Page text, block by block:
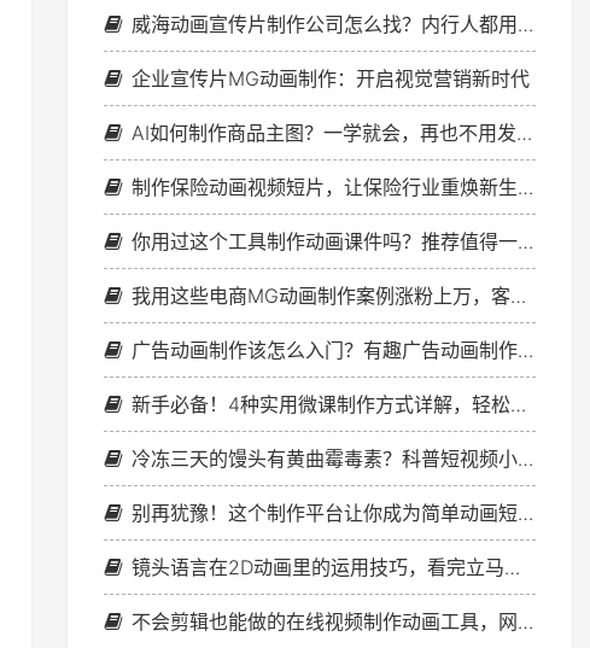
威海动画宣传片制作公司怎么找？内行人都用这招
企业宣传片MG动画制作：开启视觉营销新时代
AI如何制作商品主图？一学就会，再也不用发愁了！
制作保险动画视频短片，让保险行业重焕新生！
你用过这个工具制作动画课件吗？推荐值得一试！
我用这些电商MG动画制作案例涨粉上万，客户倒追着合作！
广告动画制作该怎么入门？有趣广告动画制作有哪些技巧？
新手必备！4种实用微课制作方式详解，轻松搞定线上授课！
冷冻三天的馒头有黄曲霉毒素？科普短视频小动画制作用这个
别再犹豫！这个制作平台让你成为简单动画短视频达人！
镜头语言在2D动画里的运用技巧，看完立马能用
不会剪辑也能做的在线视频制作动画工具，网页版超方便